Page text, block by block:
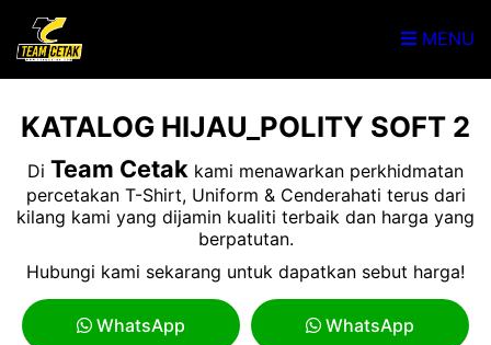
MENU
KATALOG HIJAU_POLITY SOFT 2
Di Team Cetak kami menawarkan perkhidmatan
percetakan T-Shirt, Uniform & Cenderahati terus dari
kilang kami yang dijamin kualiti terbaik dan harga yang
berpatutan.
Hubungi kami sekarang untuk dapatkan sebut harga!
WhatsApp WhatsApp